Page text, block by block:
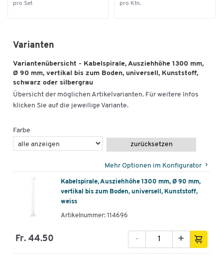
pro Set pro Ktn.
Varianten
Variantenübersicht - Kabelspirale, Ausziehhöhe 1300 mm,
Ø 90 mm, vertikal bis zum Boden, universell, Kunststoff,
schwarz oder silbergrau
Übersicht der möglichen Artikelvarianten. Für weitere Infos
klicken Sie auf die jeweilige Variante.
Farbe
zurücksetzen
Mehr Optionen im Konfigurator
Kabelspirale, Ausziehhöhe 1300 mm, Ø 90 mm,
vertikal bis zum Boden, universell, Kunststoff,
weiss
Artikelnummer: 114696
Fr. 44.50 +
-